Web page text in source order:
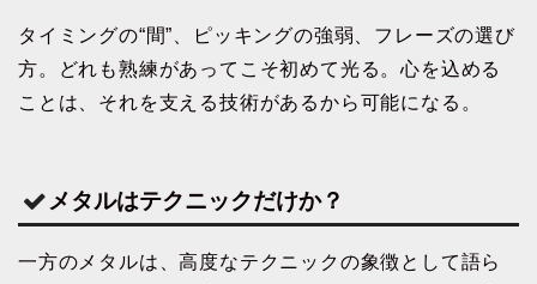
タイミングの“間”、ピッキングの強弱、フレーズの選び
方。どれも熟練があってこそ初めて光る。心を込める
ことは、それを支える技術があるから可能になる。
メタルはテクニックだけか？
一方のメタルは、高度なテクニックの象徴として語ら